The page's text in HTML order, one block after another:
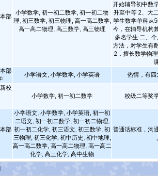
部
小学数学, 初一初二数学, 初一初二物
理, 初三数学, 初三物理, 高一高二数学,
高一高二物理, 高三数学, 高三物理
开始辅导初中数
升至中等 2、大
学生数学单科从
今，在辅导机构
多名学生 二、
方法，对学生有
2，擅长数学物
部
小学语文, 小学数学, 小学英语 热情，有四
校
小学数学, 初一初二数学 校级二等奖
部
小学语文, 小学数学, 小学英语, 初一初
二语文, 初一初二数学, 初一初二物理,
初一初二化学, 初三语文, 初三数学, 初
三物理, 初三化学, 初中历史, 初中地理,
高一高二数学, 高一高二物理, 高一高二
化学, 高三化学, 高中生物
普通话标准，沟